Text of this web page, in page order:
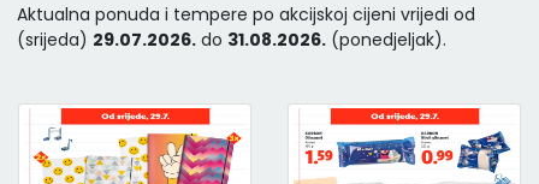
Aktualna ponuda i tempere po akcijskoj cijeni vrijedi od
(srijeda) 29.07.2026. do 31.08.2026. (ponedjeljak).